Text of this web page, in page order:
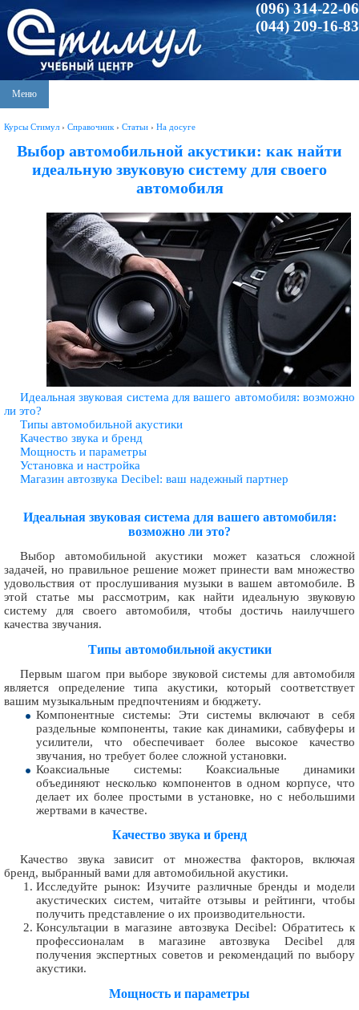
(096) 314-22-06
(044) 209-16-83
Меню
Курсы Стимул › Справочник › Статьи › На досуге
Выбор автомобильной акустики: как найти
идеальную звуковую систему для своего
автомобиля
Идеальная звуковая система для вашего автомобиля: возможно
ли это?
Типы автомобильной акустики
Качество звука и бренд
Мощность и параметры
Установка и настройка
Магазин автозвука Decibel: ваш надежный партнер
Идеальная звуковая система для вашего автомобиля:
возможно ли это?
Выбор автомобильной акустики может казаться сложной
задачей, но правильное решение может принести вам множество
удовольствия от прослушивания музыки в вашем автомобиле. В
этой статье мы рассмотрим, как найти идеальную звуковую
систему для своего автомобиля, чтобы достичь наилучшего
качества звучания.
Типы автомобильной акустики
Первым шагом при выборе звуковой системы для автомобиля
является определение типа акустики, который соответствует
вашим музыкальным предпочтениям и бюджету.
Компонентные системы: Эти системы включают в себя
раздельные компоненты, такие как динамики, сабвуферы и
усилители, что обеспечивает более высокое качество
звучания, но требует более сложной установки.
Коаксиальные системы: Коаксиальные динамики
объединяют несколько компонентов в одном корпусе, что
делает их более простыми в установке, но с небольшими
жертвами в качестве.
Качество звука и бренд
Качество звука зависит от множества факторов, включая
бренд, выбранный вами для автомобильной акустики.
Исследуйте рынок: Изучите различные бренды и модели
акустических систем, читайте отзывы и рейтинги, чтобы
получить представление о их производительности.
Консультации в магазине автозвука Decibel: Обратитесь к
профессионалам в магазине автозвука Decibel для
получения экспертных советов и рекомендаций по выбору
акустики.
Мощность и параметры